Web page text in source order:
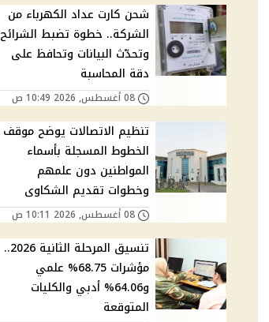
شحن كارت عداد الكهرباء من
الشركة.. خطوة تضبط الشرائح
وتحدّث البيانات وتحافظ على
دقة المحاسبة
08 أغسطس, 2026 10:49 ص
تنظيم الاتصالات يوضح موقف
الخطوط المسجلة بأسماء
المواطنين دون علمهم
وخطوات تقديم الشكاوى
08 أغسطس, 2026 10:11 ص
تنسيق المرحلة الثانية 2026..
مؤشرات 68.75% علمي
و64.06% أدبي والكليات
المتوقعة